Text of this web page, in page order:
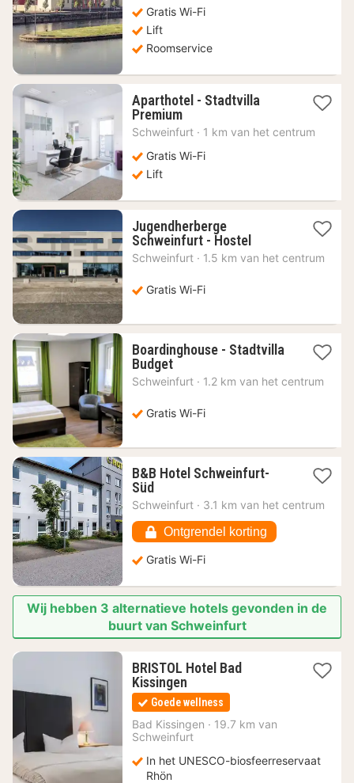
Gratis Wi-Fi
Lift
Roomservice
Aparthotel - Stadtvilla
Premium1
nacht
68,22
Schweinfurt · 1 km van het centrum
Gratis Wi-Fi
Lift
Jugendherberge
Schweinfurt - Hostel1
nacht
Schweinfurt · 1.5 km van het centrum
Gratis Wi-Fi
Boardinghouse - Stadtvilla
Budget1
nacht
72,06
€
Schweinfurt · 1.2 km van het centrum
Gratis Wi-Fi
B&B Hotel Schweinfurt-
Süd1
nacht
73,83
€
Schweinfurt · 3.1 km van het centrum
Ontgrendel korting
Gratis Wi-Fi
Wij hebben 3 alternatieve hotels gevonden in de
buurt van Schweinfurt
BRISTOL Hotel Bad
Kissingen1
nacht
vanaf
98
€
Goede wellness
Bad Kissingen · 19.7 km van
Schweinfurt
In het UNESCO-biosfeerreservaat
Rhön